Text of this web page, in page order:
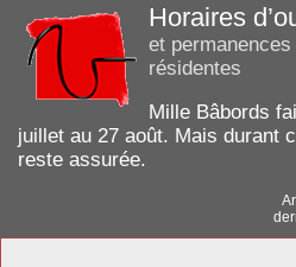
Horaires
et
résidentes
Mille Bâbords
juillet au 27 août. Mais durant
reste assurée.